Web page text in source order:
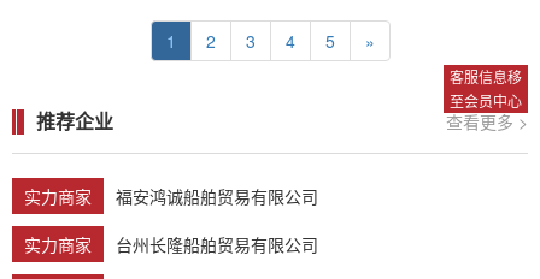
客服信息移
至会员中心
1 2 3 4 5 »
推荐企业 查看更多 >
实力商家
福安鸿诚船舶贸易有限公司
实力商家
台州长隆船舶贸易有限公司